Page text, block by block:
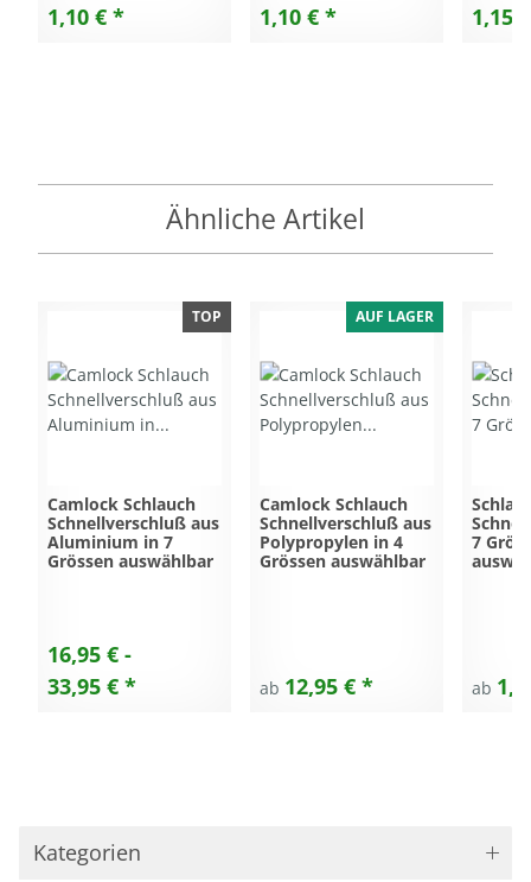
1,10 € * 1,10 € * 1,15
Ähnliche Artikel
TOP
Camlock Schlauch
Schnellverschluß aus
Aluminium in 7
Grössen auswählbar
16,95 € -
33,95 € *
AUF LAGER
Camlock Schlauch
Schnellverschluß aus
Polypropylen in 4
Grössen auswählbar
ab 12,95 € *
7
ab
Kategorien